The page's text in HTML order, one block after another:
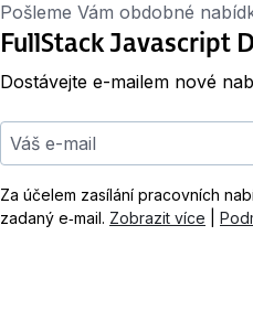
Pošleme Vám obdobné
FullStack Javascript
Dostávejte e-mailem nové
Váš e-mail
Za účelem zasílání pracovních
zadaný e‑mail. Zobrazit více